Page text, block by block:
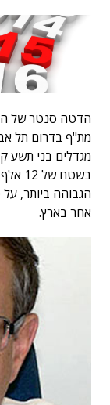
הדטה סנטר של
מת"ף בדרום תל
מגדלים בני תשע
הגבוהה ביותר, על
אחר בארץ.